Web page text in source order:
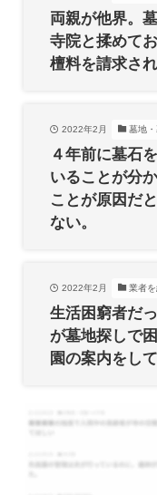
両親が他界。
寺院と揉めて
檀料を請求さ
2022年2月 墓地
４年前に墓石
いることが分
ことが原因だ
ない。
2022年2月 業者
生活困窮者だ
が墓地探しで
園の案内をし